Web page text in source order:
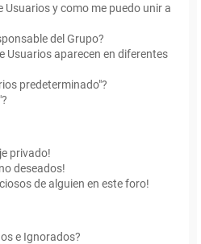
Usuarios y como me puedo unir a
del Grupo?
Usuarios aparecen en diferentes
predeterminado"?
privado!
deseados!
de alguien en este foro!
e Ignorados?